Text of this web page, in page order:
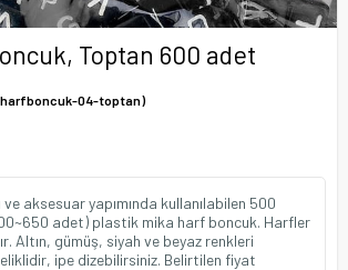
Toptan 600 adet
04-toptan)
aksesuar yapımında kullanılabilen 500
adet) plastik mika harf boncuk. Harfler
Altın, gümüş, siyah ve beyaz renkleri
ipe dizebilirsiniz. Belirtilen fiyat